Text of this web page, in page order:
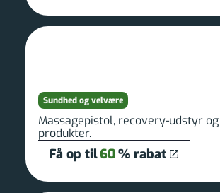
Sundhed og velvære
Massagepistol, recovery-udstyr
produkter.
Få op til60% rabat